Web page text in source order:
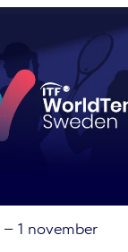
– 1 november